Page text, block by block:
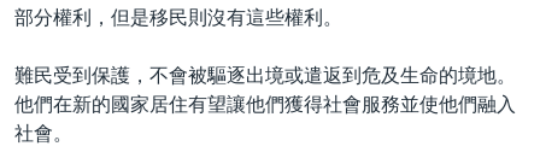
部分權利，但是移民則沒有這些權利。
難民受到保護，不會被驅逐出境或遣返到危及生命的境地。
他們在新的國家居住有望讓他們獲得社會服務並使他們融入
社會。